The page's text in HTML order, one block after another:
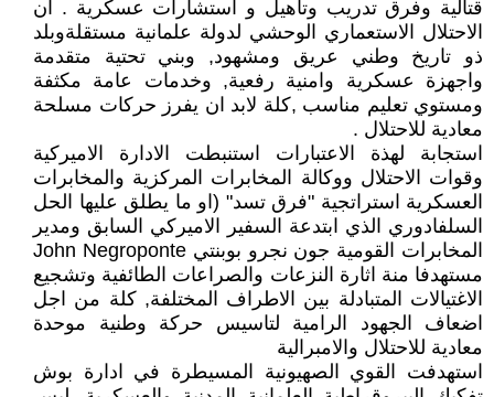
قتالية وفرق تدريب وتاهيل و استشارات عسكرية . ان
الاحتلال الاستعماري الوحشي لدولة علمانية مستقلةوبلد
ذو تاريخ وطني عريق ومشهود, وبني تحتية متقدمة
واجهزة عسكرية وامنية رفعية, وخدمات عامة مكثفة
ومستوي تعليم مناسب ,كلة لابد ان يفرز حركات مسلحة
معادية للاحتلال .
استجابة لهذة الاعتبارات استنبطت الادارة الاميركية
وقوات الاحتلال ووكالة المخابرات المركزية والمخابرات
العسكرية استراتجية "فرق تسد" (او ما يطلق عليها الحل
السلفادوري الذي ابتدعة السفير الاميركي السابق ومدير
المخابرات القومية جون نجرو بوبنتي John Negroponte
مستهدفا منة اثارة النزعات والصراعات الطائفية وتشجيع
الاغتيالات المتبادلة بين الاطراف المختلفة, كلة من اجل
اضعاف الجهود الرامية لتاسيس حركة وطنية موحدة
معادية للاحتلال والامبرالية
استهدفت القوي الصهيونية المسيطرة في ادارة بوش